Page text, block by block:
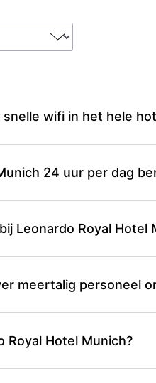
wifi in het hele
24 uur per dag
Leonardo Royal Hotel
meertalig personeel
Royal Hotel Munich?